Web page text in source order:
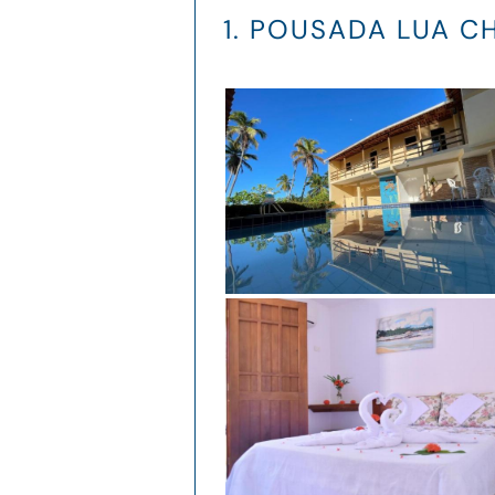
1. POUSADA LUA